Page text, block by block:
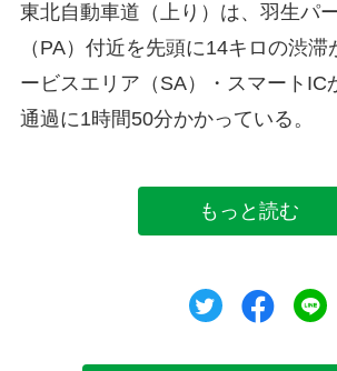
東北自動車道（上り）は、羽生パ
（PA）付近を先頭に14キロの渋
ービスエリア（SA）・スマートIC
通過に1時間50分かかっている。
もっと読む
ツイートシェア